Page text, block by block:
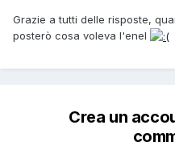
Grazie a tutti delle risposte,
posterò cosa voleva l'enel
Crea un